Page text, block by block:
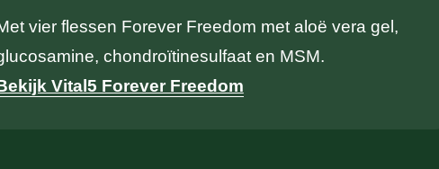
vier flessen Forever Freedom met aloë vera gel,
chondroïtinesulfaat en MSM.
Vital5 Forever Freedom